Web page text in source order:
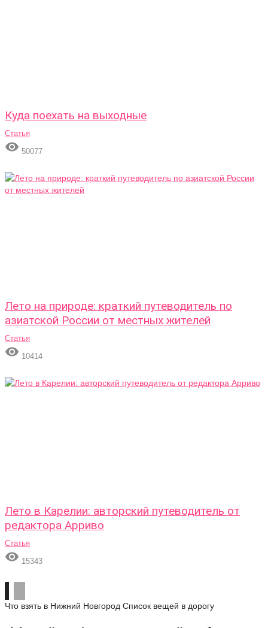
Куда поехать на выходные
Статья
 50077
Лето на природе: краткий путеводитель по
азиатской России от местных жителей
Статья
 10414
Лето в Карелии: авторский путеводитель от
редактора Арриво
Статья
 15343
Что взять в Нижний Новгород Список вещей в дорогу